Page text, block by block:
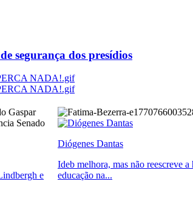
segurança dos presídios
e
Diógenes Dantas
Ideb melhora, mas não reescreve a
educação na...